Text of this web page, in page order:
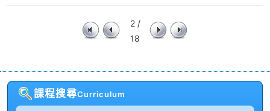
2 /
18
課程搜尋Curriculum